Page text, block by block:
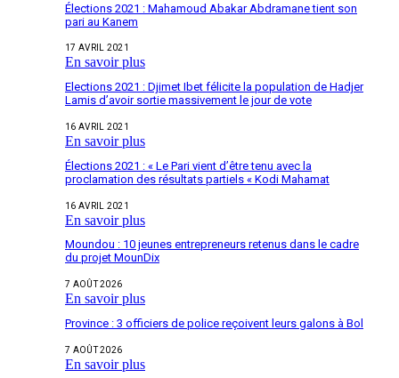
Élections 2021 : Mahamoud Abakar Abdramane tient son
pari au Kanem
17 AVRIL 2021
En savoir plus
Elections 2021 : Djimet Ibet félicite la population de Hadjer
Lamis d’avoir sortie massivement le jour de vote
16 AVRIL 2021
En savoir plus
Élections 2021 : « Le Pari vient d’être tenu avec la
proclamation des résultats partiels « Kodi Mahamat
16 AVRIL 2021
En savoir plus
Moundou : 10 jeunes entrepreneurs retenus dans le cadre
du projet MounDix
7 AOÛT 2026
En savoir plus
Province : 3 officiers de police reçoivent leurs galons à Bol
7 AOÛT 2026
En savoir plus